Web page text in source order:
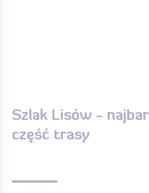
Szlak Lisów -
część trasy